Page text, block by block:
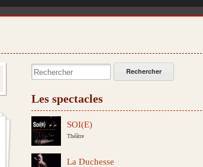
Rechercher:
Les spectacles
SOI(E)
Théâtre
La Duchesse